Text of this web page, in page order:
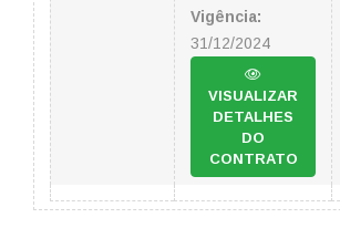
Vigência:
31/12/2024
VISUALIZAR
DETALHES
DO
CONTRATO